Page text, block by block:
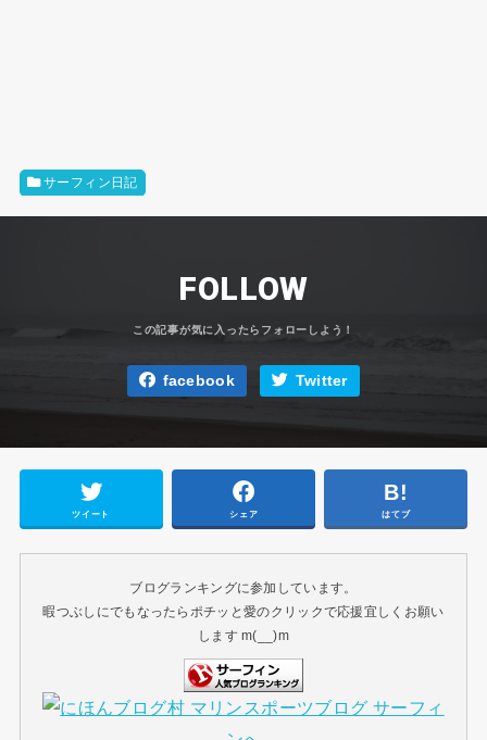
サーフィン日記
FOLLOW
facebook Twitter
ツイート シェア はてブ
ブログランキングに参加しています。
暇つぶしにでもなったらポチッと愛のクリックで応援宜しくお願い
します m(__)m